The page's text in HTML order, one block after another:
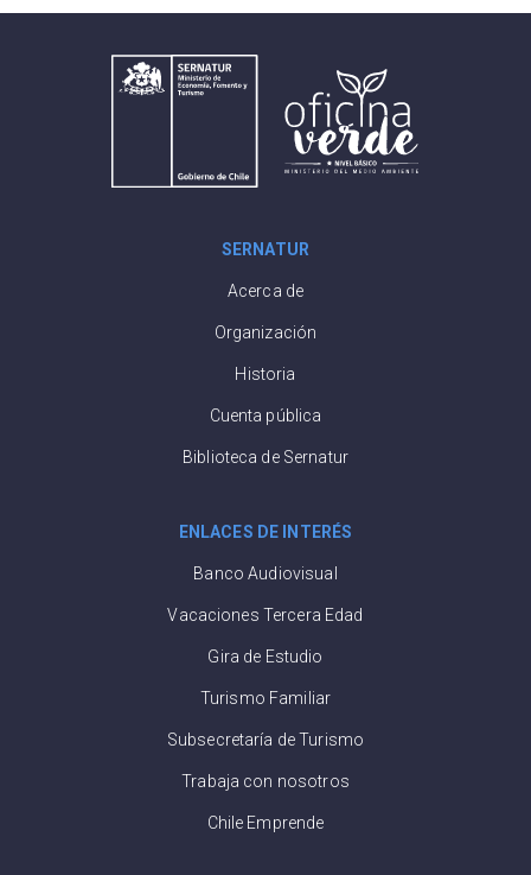
SERNATUR
Acerca de
Organización
Historia
Cuenta pública
Biblioteca de Sernatur
ENLACES DE INTERÉS
Banco Audiovisual
Vacaciones Tercera Edad
Gira de Estudio
Turismo Familiar
Subsecretaría de Turismo
Trabaja con nosotros
Chile Emprende